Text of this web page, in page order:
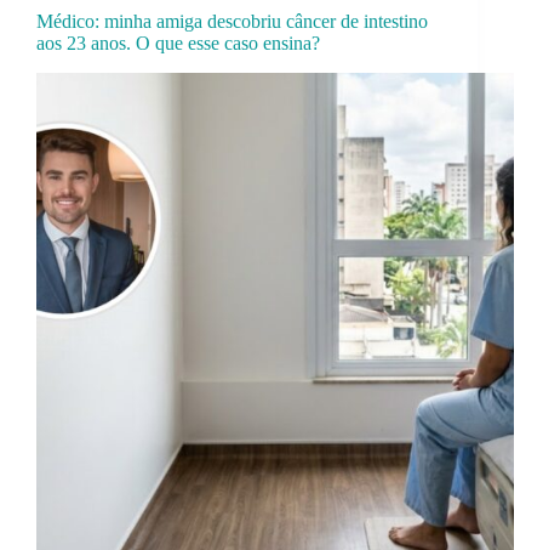
Médico: minha amiga descobriu câncer de intestino
aos 23 anos. O que esse caso ensina?